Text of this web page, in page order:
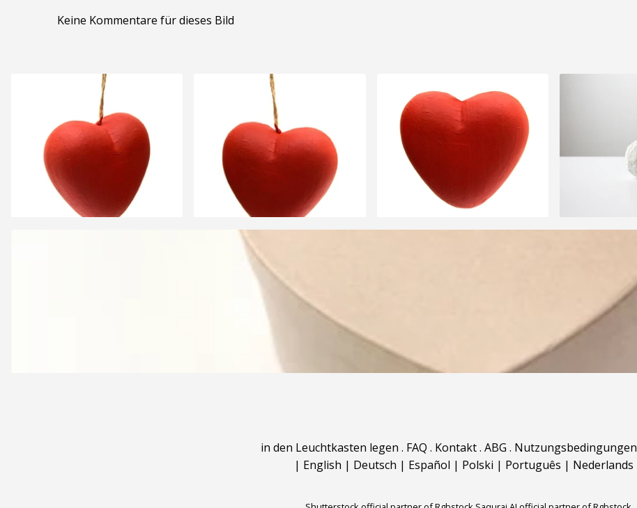
Keine Kommentare für dieses Bild
in den Leuchtkasten legen . FAQ . Kontakt. ABG . Nutzungsbedingungen
| English | Deutsch | Español | Polski | Português | Nederlands